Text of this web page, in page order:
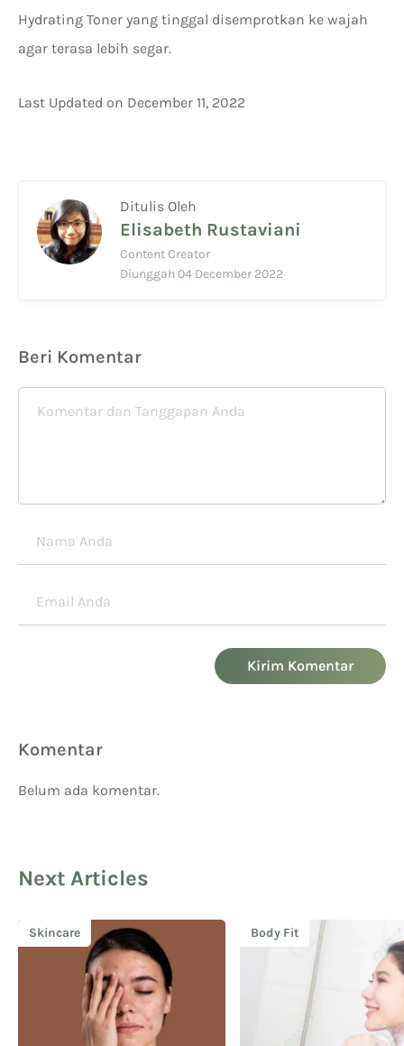
Hydrating Toner yang tinggal disemprotkan ke wajah
agar terasa lebih segar.
Last Updated on December 11, 2022
Ditulis Oleh
Elisabeth Rustaviani
Content Creator
Diunggah 04 December 2022
Beri Komentar
Kirim Komentar
Komentar
Belum ada komentar.
Next Articles
Skincare Body Fit